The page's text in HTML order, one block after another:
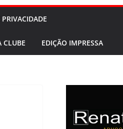
CLUBE EDIÇÃO IMPRESSA